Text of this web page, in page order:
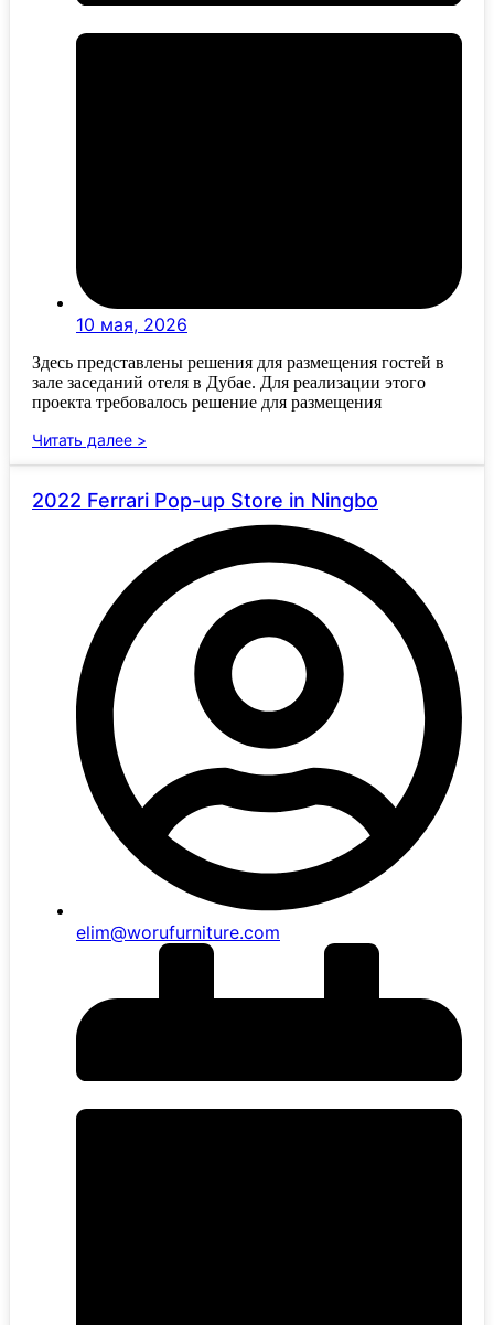
10 мая, 2026
Здесь представлены решения для размещения гостей в
зале заседаний отеля в Дубае. Для реализации этого
проекта требовалось решение для размещения
Читать далее >
2022 Ferrari Pop-up Store in Ningbo
elim@worufurniture.com